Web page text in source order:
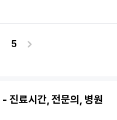
5
진료시간, 전문의, 병원